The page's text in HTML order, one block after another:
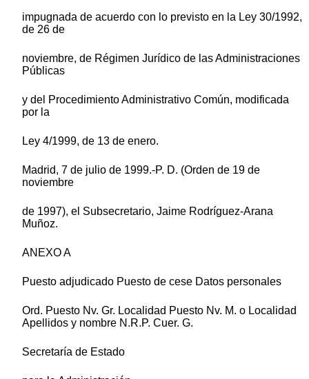
impugnada de acuerdo con lo previsto en la Ley 30/1992,
de 26 de
noviembre, de Régimen Jurídico de las Administraciones
Públicas
y del Procedimiento Administrativo Común, modificada
por la
Ley 4/1999, de 13 de enero.
Madrid, 7 de julio de 1999.-P. D. (Orden de 19 de
noviembre
de 1997), el Subsecretario, Jaime Rodríguez-Arana
Muñoz.
ANEXO A
Puesto adjudicado Puesto de cese Datos personales
Ord. Puesto Nv. Gr. Localidad Puesto Nv. M. o Localidad
Apellidos y nombre N.R.P. Cuer. G.
Secretaría de Estado